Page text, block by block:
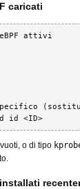
caricati
attivi
specifico
id <ID>
o di tipo